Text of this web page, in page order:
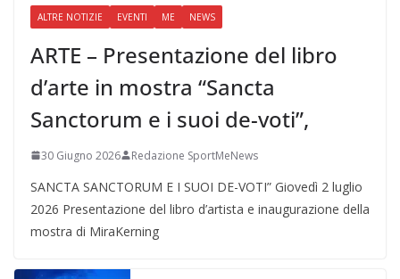
ALTRE NOTIZIE EVENTI ME NEWS
ARTE – Presentazione del libro
d’arte in mostra “Sancta
Sanctorum e i suoi de-voti”,
30 Giugno 2026 Redazione SportMeNews
SANCTA SANCTORUM E I SUOI DE-VOTI” Giovedì 2 luglio
2026 Presentazione del libro d’artista e inaugurazione della
mostra di MiraKerning